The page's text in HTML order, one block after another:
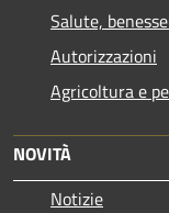
Salute,
Autorizzazioni
Agricoltura e
NOVITÀ
Notizie